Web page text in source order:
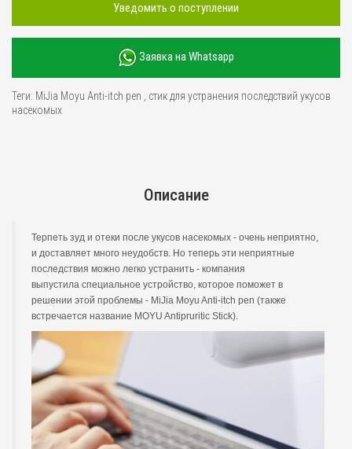
Уведомить о поступлении
Заявка на Whatsapp
Теги: MiJia Moyu Anti-itch pen
стик для устранения последствий укусов
насекомых
Описание
Терпеть зуд и отеки после укусов насекомых - очень неприятно,
и доставляет много неудобств. Но теперь эти неприятные
последствия можно легко устранить - компания
выпустила специальное устройство, которое поможет в
решении этой проблемы - MiJia Moyu Anti-itch pen (также
встречается название MOYU Antipruritic Stick).